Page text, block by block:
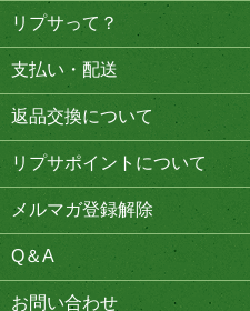
リプサって？
支払い・配送
返品交換について
リプサポイントについて
メルマガ登録解除
Q＆A
お問い合わせ